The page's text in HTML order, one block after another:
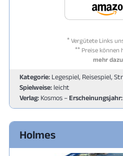
*Vergütete Links
**Preise können
mehr
Kategorie: Legespiel, Reisespiel,
Spielweise: leicht
Verlag: Kosmos – Erscheinungsjahr:
Holmes